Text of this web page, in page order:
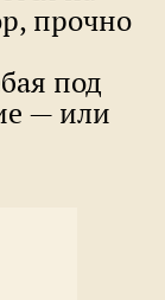
прочно
под
— или